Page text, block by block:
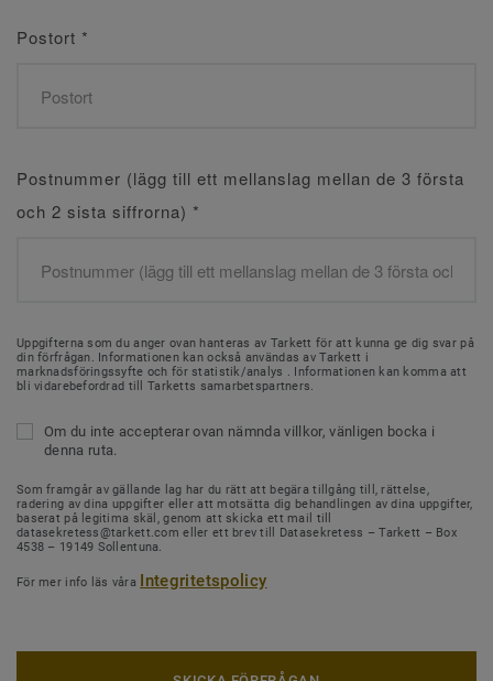
Postort *
Postnummer (lägg till ett mellanslag mellan de 3 första
och 2 sista siffrorna) *
Uppgifterna som du anger ovan hanteras av Tarkett för att kunna ge dig svar på
din förfrågan. Informationen kan också användas av Tarkett i
marknadsföringssyfte och för statistik/analys . Informationen kan komma att
bli vidarebefordrad till Tarketts samarbetspartners.
Om du inte accepterar ovan nämnda villkor, vänligen bocka i
denna ruta.
Som framgår av gällande lag har du rätt att begära tillgång till, rättelse,
radering av dina uppgifter eller att motsätta dig behandlingen av dina uppgifter,
baserat på legitima skäl, genom att skicka ett mail till
datasekretess@tarkett.com eller ett brev till Datasekretess – Tarkett – Box
4538 – 19149 Sollentuna.
För mer info läs våra Integritetspolicy